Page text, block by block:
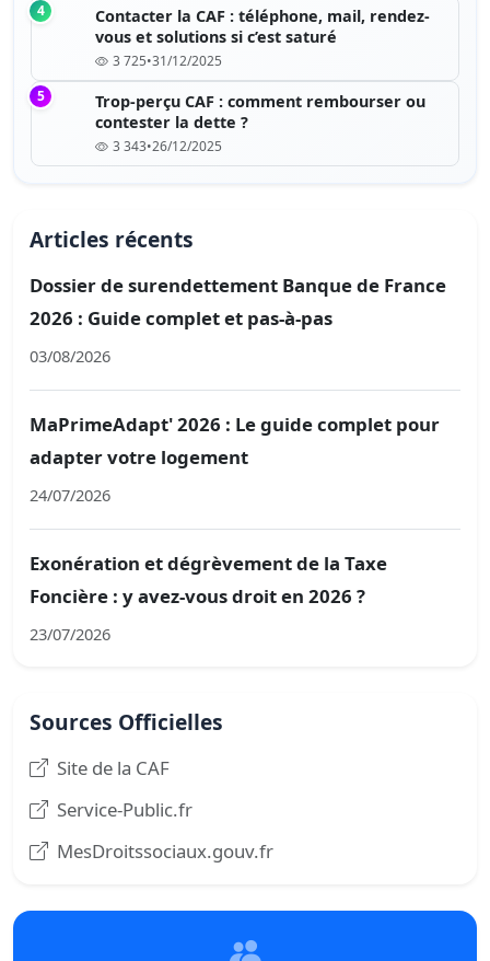
4
Contacter la CAF : téléphone, mail, rendez-
vous et solutions si c’est saturé
3 725•31/12/2025
5
Trop-perçu CAF : comment rembourser ou
contester la dette ?
3 343•26/12/2025
Articles récents
Dossier de surendettement Banque de France
2026 : Guide complet et pas-à-pas
03/08/2026
MaPrimeAdapt' 2026 : Le guide complet pour
adapter votre logement
24/07/2026
Exonération et dégrèvement de la Taxe
Foncière : y avez-vous droit en 2026 ?
23/07/2026
Sources Officielles
Site de la CAF
Service-Public.fr
MesDroitssociaux.gouv.fr